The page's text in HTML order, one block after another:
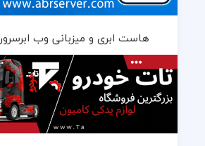
هاست ابری و میزبانی وب ابرسرور